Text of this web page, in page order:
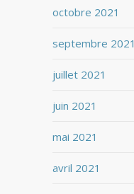
octobre 2021
septembre 2021
juillet 2021
juin 2021
mai 2021
avril 2021